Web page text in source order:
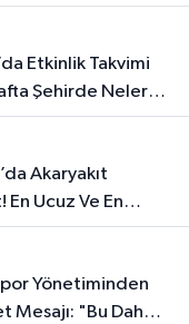
Şehirde Neler
Ucuz Ve En
Mesajı: "Bu Daha